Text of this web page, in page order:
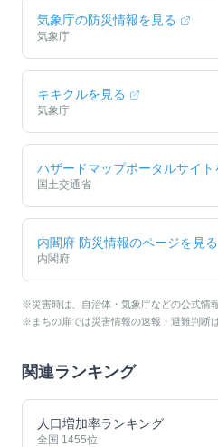
気象庁の防災情報を見る
気象庁
キキクルを見る
気象庁
ハザードマップポータルサイト
国土交通省
内閣府 防災情報のページを見る
内閣府
※災害時は、自治体・気象庁などの公式情
※まちの扉では災害情報の速報・避難判断
関連ランキング
人口増加率ランキング
全国 1455位